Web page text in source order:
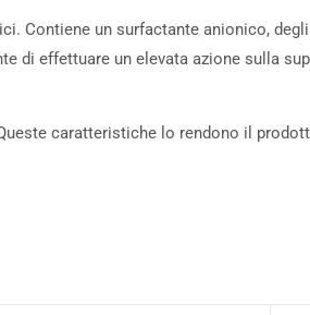
Contiene un surfactante anionico,
di effettuare un elevata azione sulla
caratteristiche lo rendono il